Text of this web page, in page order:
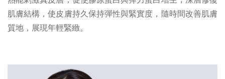
肌膚結構，使皮膚持久保持彈性與緊實度，隨時間改善肌膚
質地，展現年輕緊緻。